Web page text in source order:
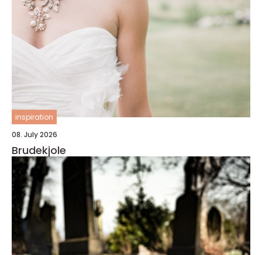
inspiration
08. July 2026
Brudekjole